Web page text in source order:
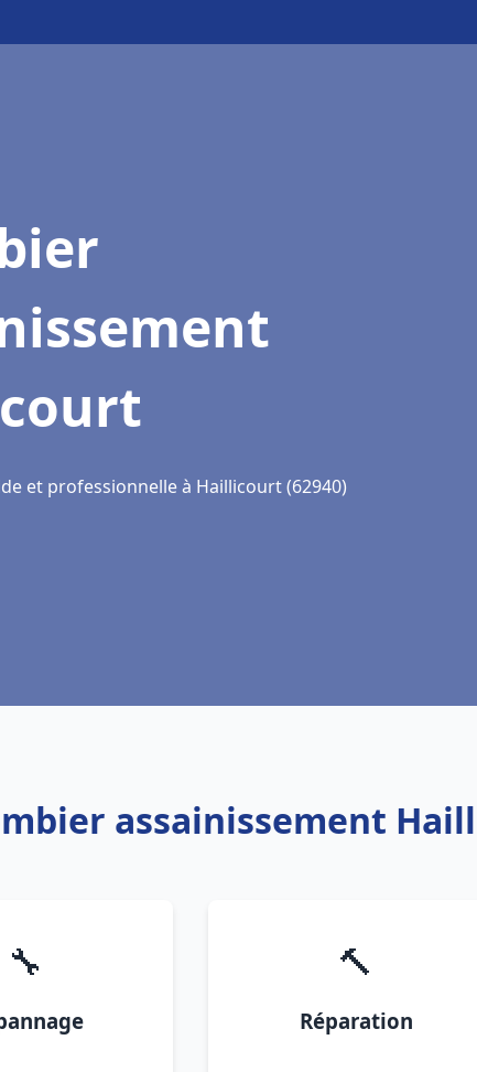
et professionnelle à Haillicourt (62940)
assainissement
🔧 🔨
Réparation